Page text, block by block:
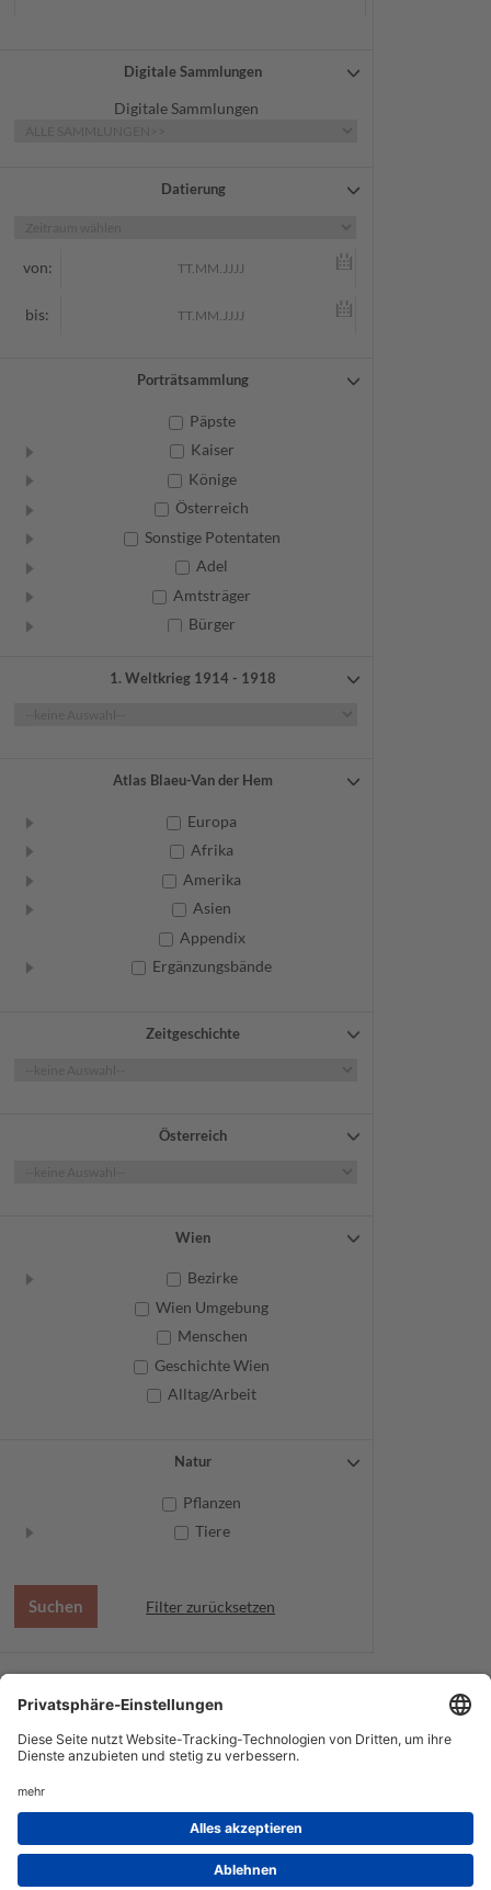
Digitale Sammlungen
Digitale Sammlungen
Datierung
von:
bis:
Porträtsammlung
Päpste
Kaiser
Könige
Österreich
Sonstige Potentaten
Adel
Amtsträger
Bürger
Geistliche
Weitere
1. Weltkrieg 1914 - 1918
Atlas Blaeu-Van der Hem
Europa
Afrika
Amerika
Asien
Appendix
Ergänzungsbände
Zeitgeschichte
Österreich
Wien
Bezirke
Wien Umgebung
Menschen
Geschichte Wien
Alltag/Arbeit
Natur
Pflanzen
Tiere
Filter zurücksetzen
Datenschutz
Service